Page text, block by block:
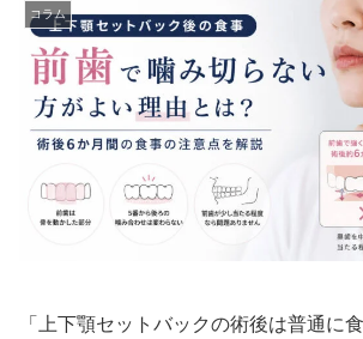
コラム
「上下顎セットバックの術後は普通に